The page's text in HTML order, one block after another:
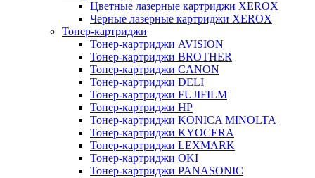
Цветные лазерные картриджи XEROX
Черные лазерные картриджи XEROX
Тонер-картриджи
Тонер-картриджи AVISION
Тонер-картриджи BROTHER
Тонер-картриджи CANON
Тонер-картриджи DELI
Тонер-картриджи FUJIFILM
Тонер-картриджи HP
Тонер-картриджи KONICA MINOLTA
Тонер-картриджи KYOCERA
Тонер-картриджи LEXMARK
Тонер-картриджи OKI
Тонер-картриджи PANASONIC